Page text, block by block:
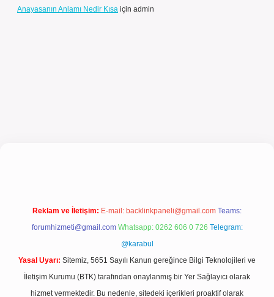
Anayasanın Anlamı Nedir Kısa için admin
Reklam ve İletişim: E-mail: backlinkpaneli@gmail.com Teams:
forumhizmeti@gmail.com Whatsapp: 0262 606 0 726 Telegram:
@karabul
Yasal Uyarı: Sitemiz, 5651 Sayılı Kanun gereğince Bilgi Teknolojileri ve
İletişim Kurumu (BTK) tarafından onaylanmış bir Yer Sağlayıcı olarak
hizmet vermektedir. Bu nedenle, sitedeki içerikleri proaktif olarak